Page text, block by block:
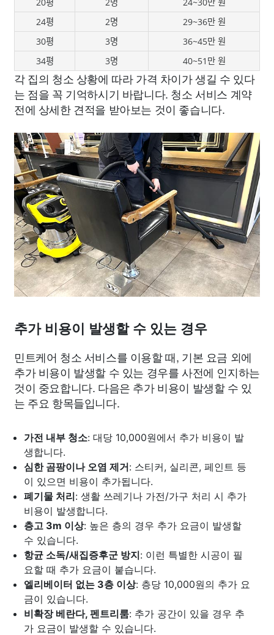
24평
2명
29~36만 원
30평
3명
36~45만 원
34평
3명 40~51만 원
각 집의 청소 상황에 따라 가격 차이가 생길 수 있다
는 점을 꼭 기억하시기 바랍니다. 청소 서비스 계약
전에 상세한 견적을 받아보는 것이 좋습니다.
추가 비용이 발생할 수 있는 경우
민트케어 청소 서비스를 이용할 때, 기본 요금 외에
추가 비용이 발생할 수 있는 경우를 사전에 인지하는
것이 중요합니다. 다음은 추가 비용이 발생할 수 있
는 주요 항목들입니다.
가전 내부 청소: 대당 10,000원에서 추가 비용이 발
생합니다.
심한 곰팡이나 오염 제거: 스티커, 실리콘, 페인트 등
이 있으면 비용이 추가됩니다.
폐기물 처리: 생활 쓰레기나 가전/가구 처리 시 추가
비용이 발생합니다.
층고 3m 이상: 높은 층의 경우 추가 요금이 발생할
수 있습니다.
항균 소독/새집증후군 방지: 이런 특별한 시공이 필
요할 때 추가 요금이 붙습니다.
엘리베이터 없는 3층 이상: 층당 10,000원의 추가 요
금이 있습니다.
비확장 베란다, 펜트리룸: 추가 공간이 있을 경우 추
가 요금이 발생할 수 있습니다.